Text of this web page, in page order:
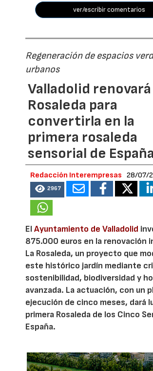
ver/escribir comentarios
Regeneración de espacios
urbanos
Valladolid renovará
Rosaleda para
convertirla en la
primera rosaleda
sensorial de España
Redacción Interempresas 28/07/
2967
ElAyuntamiento de Valladolid
875.000 euros en la renovación
La Rosaleda, un proyecto que
este histórico jardín mediante
sostenibilidad, biodiversidad y
avanzada. La actuación, con un
ejecución de cinco meses, dará
primera Rosaleda de los Cinco
España.